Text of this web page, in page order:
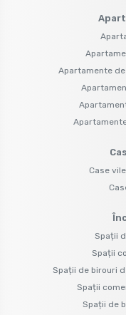
Apartamente
Case
Spații
Spații
Spații de birouri
Spații
Spații de